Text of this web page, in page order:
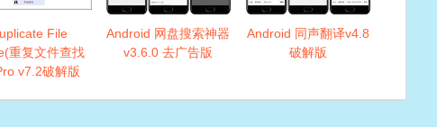
File
重复文件查找
v7.2破解版
Android 网盘搜索神器
v3.6.0 去广告版
Android 同声翻译v4.8
破解版